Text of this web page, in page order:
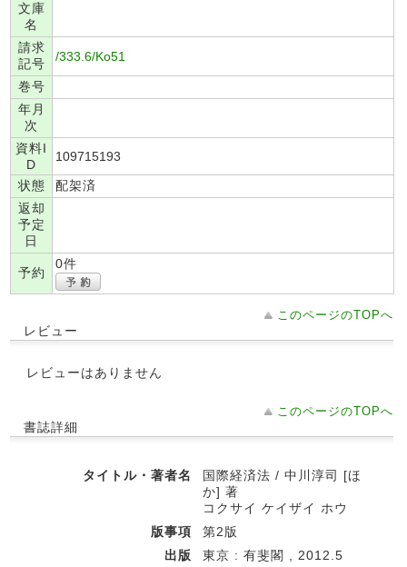
文庫
名
請求
記号
/333.6/Ko51
巻号
年月
次
資料I
D
109715193
状態
配架済
返却
予定
日
予約
0件
このページのTOPへ
レビュー
レビューはありません
このページのTOPへ
書誌詳細
タイトル・著者名
国際経済法 / 中川淳司 [ほ
か] 著
コクサイ ケイザイ ホウ
版事項
第2版
出版
東京 : 有斐閣 , 2012.5